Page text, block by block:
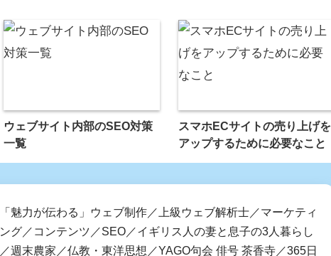
ウェブサイト内部のSEO対策
一覧
スマホECサイトの売り上げを
アップするために必要なこと
「魅力が伝わる」ウェブ制作／上級ウェブ解析士／マーケティ
ング／コンテンツ／SEO／イギリス人の妻と息子の3人暮らし
／週末農家／仏教・東洋思想／YAGO句会 俳号 茶香寺／365日